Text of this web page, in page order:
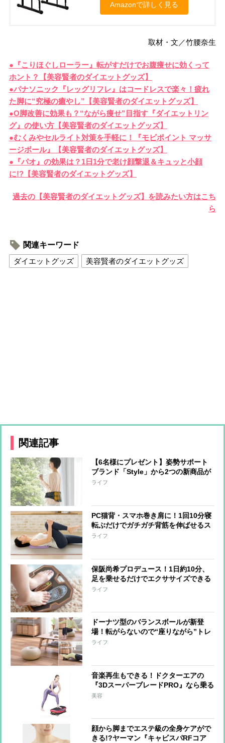
Amazonで詳しく見る
取材・文／竹腰奈生
●『こりほぐしローラー』転がすだけでお腹痩せに効くって
ホント？【美容賢者のダイエットグッズ】
●パナソニック『レッグリフレ』はコードレスで楽々！疲れ
た脚に“究極の癒やし”【美容賢者のダイエットグッズ】
●O脚改善に効果も？“ながら痩せ”目指す『ダイエットリン
グ』の使い方【美容賢者のダイエットグッズ】
●むくみやセルライト対策を手軽に！『モビポイント マッサ
ージボール』【美容賢者のダイエットグッズ】
●『パオ』の効果は？1日1分で老け顔撃退＆キュッと小顔
に!?【美容賢者のダイエットグッズ】
過去の【美容賢者のダイエットグッズ】を読みたい方はこち
ら
関連キーワード
ダイエットグッズ
美容賢者のダイエットグッズ
関連記事
【6名様にプレゼント】姿勢サポート
ブランド「Style」から2つの新商品が
登場！長友選手と共同開発した商品を
ライフ
PC猫背・スマホ巻き肩に！1回10分寝
転ぶだけでガチガチ背筋を伸ばせるス
トレッチクッション
ライフ
保阪尚希プロデュース！1日約10分、
足を乗せるだけでエクササイズできる
『フットエナジーPRO』性能アップ＆
ライフ
ドーナツ型のバランスボールが新登
場！転がらないので“座りながら”トレ
に最適
ライフ
音楽再生もできる！ドクターエアの
『3DスーパーブレードPRO』なら乗る
だけで運動不足を解消
美容
顔から脚までエステ級の全身ケアがで
きる!?ヤーマン『キャビスパRFコア